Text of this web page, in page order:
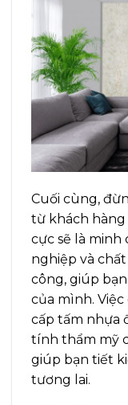
Cuối cùng,
từ khách
cực sẽ là minh
nghiệp và
công, giúp
của mình.
cấp tấm nhựa
tính thẩm mỹ
giúp bạn tiết
tương lai.